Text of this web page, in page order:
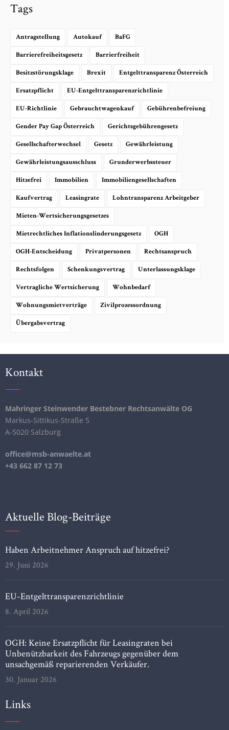
Tags
Antragstellung Autokauf BaFG
Barrierefreiheitsgesetz Barrierfreiheit
Besitzstörungsklage Brexit Entgelttransparenz Österreich
Ersatzpflicht EU-Entgelttransparenzrichtlinie
EU-Richtlinie Gebrauchtwagenkauf Gebührenbefreiung
Gender Pay Gap Österreich Gerichtsgebührengesetz
Gesellschafterwechsel Gesetz Gewährleistung
Gewährleistungsausschluss Grunderwerbssteuer
Hitzefrei Immobilien Immobiliengesellschaften
Kaufvertrag Leasingrate Lohntransparenz Arbeitgeber
Mieten-Wertsicherungsgesetzes
Mietrechtliches Inflationslinderungsgesetz OGH
OGH-Entscheidung Privatpersonen Rechtsanspruch
Rechtsfolgen Schenkungsvertrag Unterlassungsklage
Vertragliche Wertsicherung Wohnbedarf
Wohnungsmietverträge Zivilprozessordnung
Übergabsvertrag
Kontakt
Mahringer Steinwender Bestebner Rechtsanwälte OG
Markus-Sittikus-Straße 5
A-5020 Salzburg
office@msb-anwaelte.at
+43 662 87 12 73
Aktuelle Blog-Beiträge
Haben Arbeitnehmer Anspruch auf hitzefrei?
29. Juni 2026
EU-Entgelttransparenzrichtlinie
8. April 2026
OGH: Keine Ersatzpflicht für Leasingraten bei
Unbenützbarkeit des Fahrzeugs gegenüber dem
unsachgemäß reparierenden Verkäufer.
30. Januar 2026
Links